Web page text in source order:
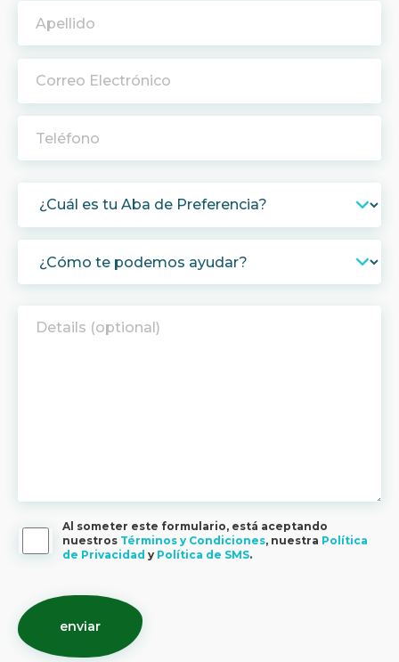
Al someter este formulario, está aceptando
nuestros Términos y Condiciones, nuestra Política
de Privacidad y Política de SMS.